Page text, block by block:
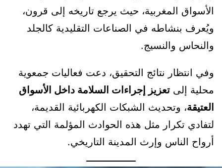
الأسواق المغربية، حيث يرجع تاريخه إلى قرون،
ويُعرف بنشاطه في الصناعات التقليدية كالجلد
والنحاس والنسيج.
وفي انتظار نتائج التحقيق، دعت فعاليات جمعوية
محلية إلى تعزيز إجراءات السلامة داخل الأسواق
العتيقة، وتحديث الشبكات الكهربائية القديمة،
لتفادي تكرار مثل هذه الحوادث المؤلمة التي تهدد
أرواح الناس وإرث المدينة التاريخي.